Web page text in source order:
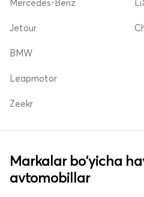
Mercedes-Benz
Jetour
BMW
Leapmotor
Zeekr
Markalar bo'yicha
avtomobillar